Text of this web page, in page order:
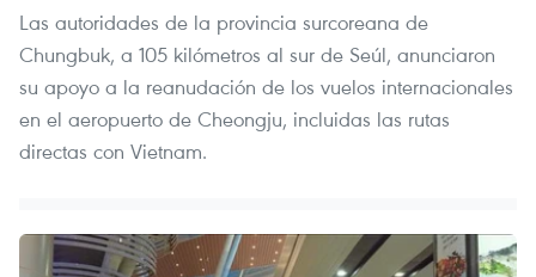
Las autoridades de la provincia surcoreana de
Chungbuk, a 105 kilómetros al sur de Seúl, anunciaron
su apoyo a la reanudación de los vuelos internacionales
en el aeropuerto de Cheongju, incluidas las rutas
directas con Vietnam.